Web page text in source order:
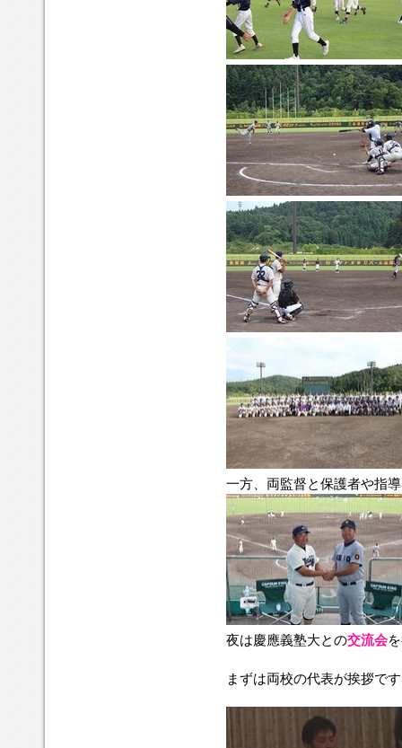
一方、両監督と保護者や指
夜は慶應義塾大との交流会
まずは両校の代表が挨拶で